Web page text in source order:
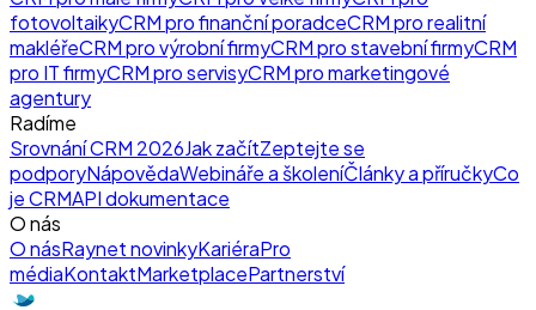
fotovoltaikyCRM pro finanční poradceCRM pro realitní
makléřeCRM pro výrobní firmyCRM pro stavební firmyCRM
pro IT firmyCRM pro servisyCRM pro marketingové
agentury
Radíme
Srovnání CRM 2026Jak začítZeptejte se
podporyNápovědaWebináře a školeníČlánky a příručkyCo
je CRMAPI dokumentace
O nás
O násRaynet novinkyKariéraPro
médiaKontaktMarketplacePartnerství